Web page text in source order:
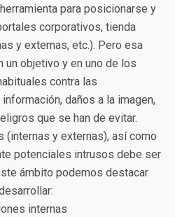
para posicionarse y
corporativos, tienda
y externas, etc.). Pero esa
objetivo y en uno de los
contra las
daños a la imagen,
que se han de evitar.
(internas y externas), así como
potenciales intrusos debe ser
ámbito podemos destacar
internas